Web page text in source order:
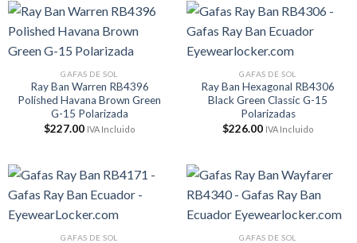
GAFAS DE SOL
Ray Ban Warren RB4396
Polished Havana Brown Green
G-15 Polarizada
$227.00 IVA Incluido
GAFAS DE SOL
Ray Ban Hexagonal RB4306
Black Green Classic G-15
Polarizadas
$226.00 IVA Incluido
GAFAS DE SOL GAFAS DE SOL